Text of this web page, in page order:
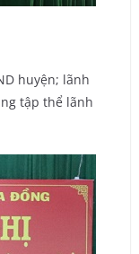
huyện; lãnh
tập thể lãnh